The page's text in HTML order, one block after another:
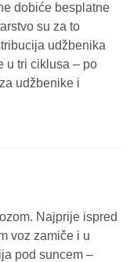
dobiće besplatne
su za to
udžbenika
u tri ciklusa – po
udžbenike i
Najprije ispred
voz zamiče i u
pod suncem –